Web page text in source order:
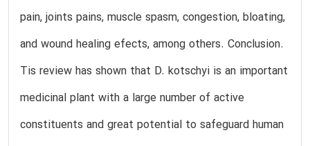
pain, joints pains, muscle spasm, congestion, bloating,
and wound healing efects, among others. Conclusion.
Tis review has shown that D. kotschyi is an important
medicinal plant with a large number of active
constituents and great potential to safeguard human